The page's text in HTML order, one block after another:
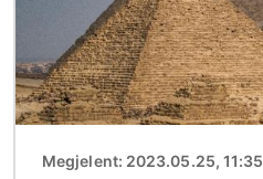
Megjelent: 2023.05.25, 11:35